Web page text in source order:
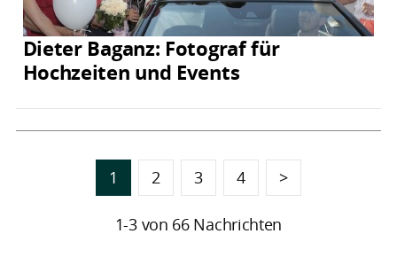
Dieter Baganz: Fotograf für
Hochzeiten und Events
1 2 3 4 >
1-3 von 66 Nachrichten